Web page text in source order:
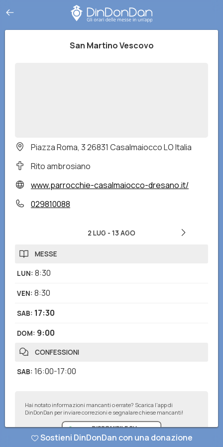
San Martino Vescovo
Piazza Roma, 3 26831 Casalmaiocco LO Italia
Rito ambrosiano
www.parrocchie-casalmaiocco-dresano.it/
029810088
2 LUG - 13 AGO
MESSE
LUN: 8:30
VEN: 8:30
SAB: 17:30
DOM: 9:00
CONFESSIONI
SAB: 16:00-17:00
Hai notato informazioni mancanti o errate? Scarica l'app di
DinDonDan per inviare correzioni e segnalare chiese mancanti!
Sostieni DinDonDan con una donazione